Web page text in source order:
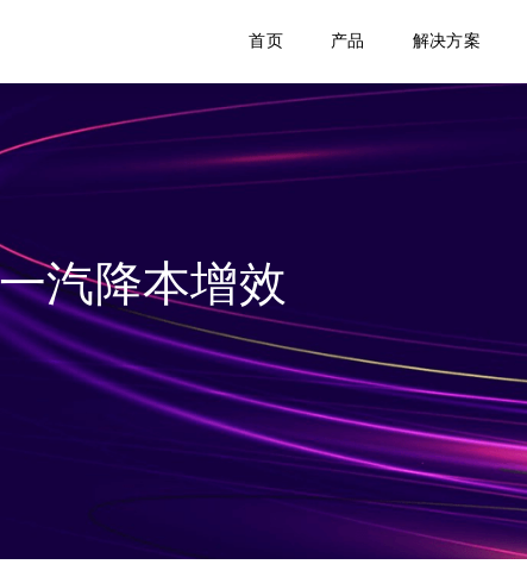
首页 产品 解决方案
一汽降本增效